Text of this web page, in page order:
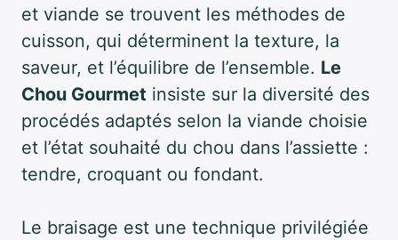
et viande se trouvent les méthodes de
cuisson, qui déterminent la texture, la
saveur, et l’équilibre de l’ensemble. Le
Chou Gourmet insiste sur la diversité des
procédés adaptés selon la viande choisie
et l’état souhaité du chou dans l’assiette :
tendre, croquant ou fondant.
Le braisage est une technique privilégiée